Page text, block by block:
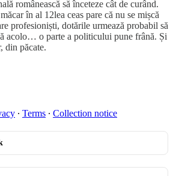
românească să înceteze cât de curând.
în al 12lea ceas pare că nu se mișcă
profesioniști, dotările urmează probabil să
acolo… o parte a politicului pune frână. Și
din păcate.
∙ Terms ∙ Collection notice